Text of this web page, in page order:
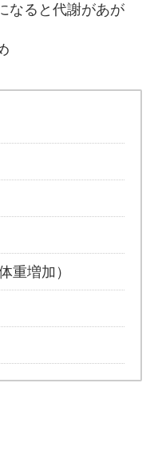
なると代謝があが
重増加）